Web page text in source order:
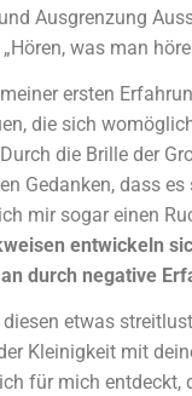
Ausgrenzung
was man
ersten
die sich
die Brille der
Gedanken, dass
mir sogar einen
entwickeln
durch negative
etwas
Kleinigkeit mit
für mich